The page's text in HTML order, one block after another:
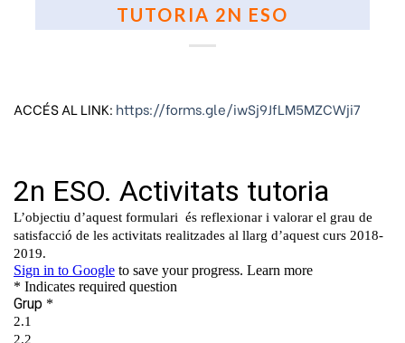
TUTORIA 2N ESO
ACCÉS AL LINK: https://forms.gle/iwSj9JfLM5MZCWji7